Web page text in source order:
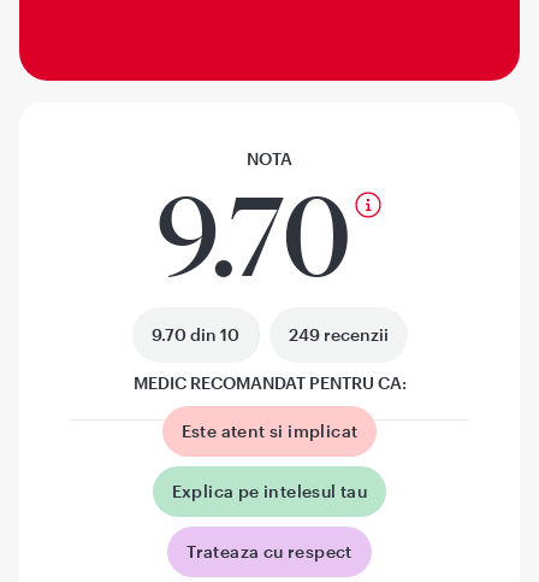
NOTA
9.70
9.70 din 10 249 recenzii
MEDIC RECOMANDAT PENTRU CA:
Este atent si implicat
Explica pe intelesul tau
Trateaza cu respect